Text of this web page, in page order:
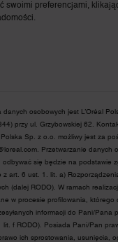
swoimi preferencjami,
danych osobowych jest L’Oréal
przy ul. Grzybowskiej 62.
Sp. z o.o. możliwy jest za
. Przetwarzanie danych
odbywać się będzie na podstawie
z art. 6 ust. 1. lit. a)
(dalej RODO). W ramach
w procesie profilowania, którego
informacji do Pani/Pana
lit. f RODO). Posiada Pani/Pan
ich sprostowania, usunięcia,